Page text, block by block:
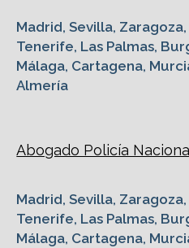
Madrid, Sevilla,
Tenerife, Las Palmas,
Málaga, Cartagena,
Almería
Abogado Policía
Madrid, Sevilla,
Tenerife, Las Palmas,
Málaga, Cartagena,